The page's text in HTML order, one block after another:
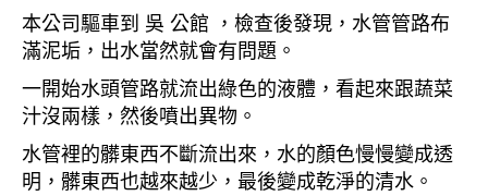
本公司驅車到 吳 公館 ，檢查後發現，水管管路布
滿泥垢，出水當然就會有問題。
一開始水頭管路就流出綠色的液體，看起來跟蔬菜
汁沒兩樣，然後噴出異物。
水管裡的髒東西不斷流出來，水的顏色慢慢變成透
明，髒東西也越來越少，最後變成乾淨的清水。